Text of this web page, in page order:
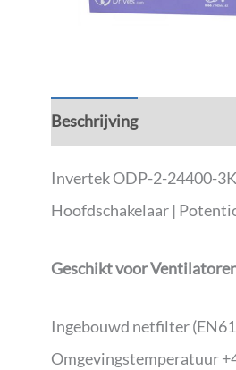
Beschrijving
Invertek ODP-2-24400-
Hoofdschakelaar |
Geschikt voor
Ingebouwd netfilter
Omgevingstemperatuur